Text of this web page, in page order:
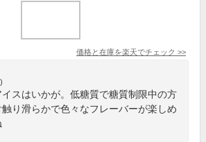
価格と在庫を楽天でチェック >>
スはいかが。低糖質で糖質制限中の方
り滑らかで色々なフレーバーが楽しめ